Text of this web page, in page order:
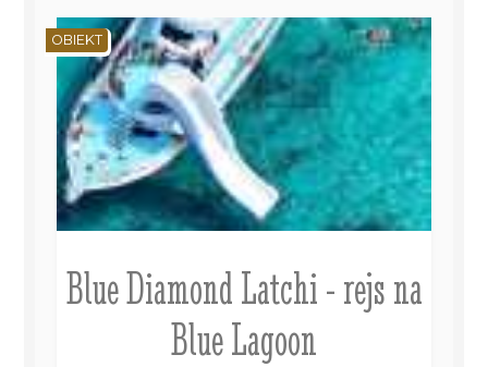
Blue Diamond Latchi - rejs na
Blue Lagoon
OBIEKT